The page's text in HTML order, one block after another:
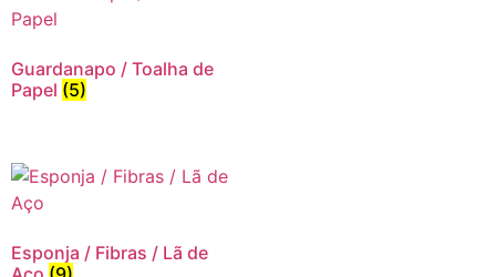
Guardanapo / Toalha de
Papel (5)
Esponja / Fibras / Lã de